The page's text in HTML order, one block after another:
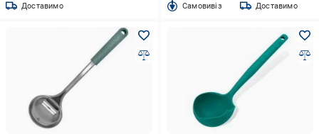
Доставимо Cамовивіз Доставимо